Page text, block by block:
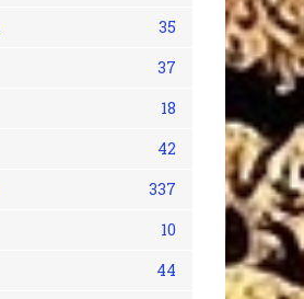
35
37
18
42
337
10
44